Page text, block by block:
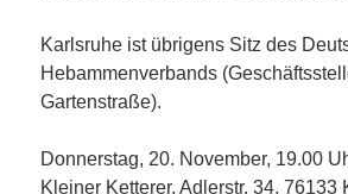
Karlsruhe ist übrigens Sitz des
Hebammenverbands
Gartenstraße).
Donnerstag, 20. November, 19.00
Kleiner Ketterer, Adlerstr. 34, 76133